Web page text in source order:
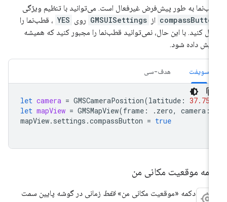
به طور پیش‌فرض غیرفعال است. می‌توانید با تنظیم ویژگی
از GMSUISettings روی YES
، قطب‌نما را
کنید. با این حال، نمی‌توانید قطب‌نما را مجبور کنید که همیشه
داده شود.
سویفت هدف-سی
let camera = GMSCameraPosition(latitude:
let mapView = GMSMapView(frame : .zero, camera
mapView.settings.compassButton = true
موقعیت مکانی من
دکمه «موقعیت مکانی من»فقطزمانی در گوشه پایین سمت